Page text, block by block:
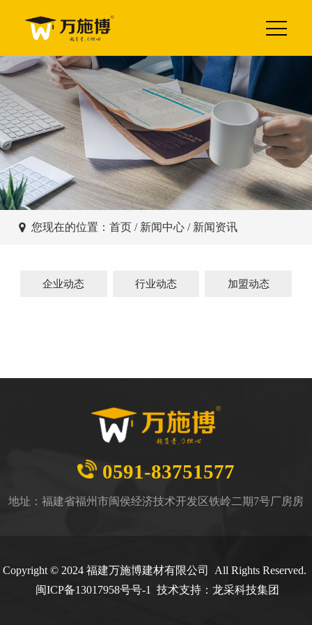
您现在的位置： 首页/ 新闻中心/ 新闻资讯
企业动态 行业动态 加盟动态
0591-83751577
地址：福建省福州市闽侯经济技术开发区铁岭二期7号厂房房
Copyright © 2024 福建万施博建材有限公司 All Rights Reserved.
闽ICP备13017958号号-1 技术支持： 龙采科技集团